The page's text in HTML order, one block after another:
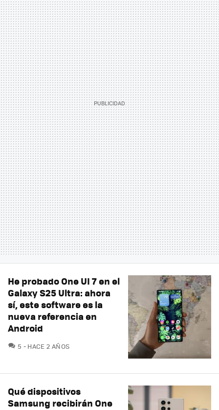
He probado One UI 7 en el
Galaxy S25 Ultra: ahora
sí, este software es la
nueva referencia en
Android
5 COMENTARIOS
HACE 2 AÑOS
Qué dispositivos
Samsung recibirán One